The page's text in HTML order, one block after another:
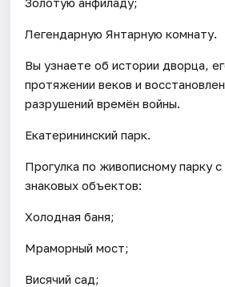
Легендарную Янтарную комнату.
Вы узнаете об истории дворца,
протяжении веков и
разрушений времён войны.
Екатерининский парк.
Прогулка по живописному парку
знаковых объектов:
Холодная баня;
Мраморный мост;
Висячий сад;